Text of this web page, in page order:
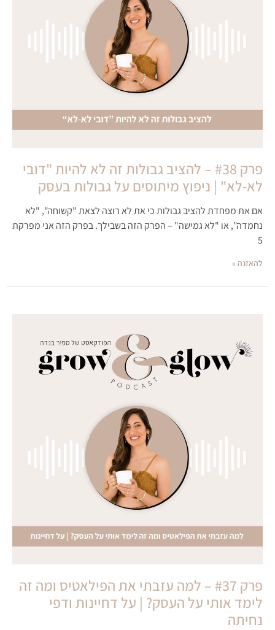
פרק #38 – להציב גבולות זה לא להיות "דובי
לא-לא" | ניפוץ מיתוסים על גבולות בעסק
אם את מפחדת להציב גבולות כי את לא רוצה לצאת "קשוחה", "לא
נחמדה", או "לא גמישה" – הפרק הזה בשבילך. בפרק הזה אני מפרקת
5
להאזנה »
פרק #37 – למה עזבתי את הפילאטיס ומה זה
לימד אותי על העסק? | על דחיינות ודפי
נחיתה